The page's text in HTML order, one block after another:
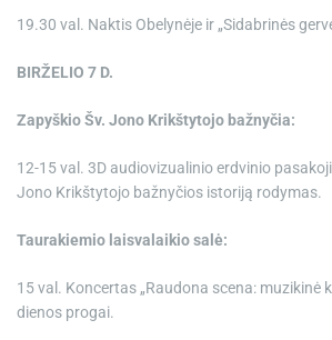
19.30 val. Naktis Obelynėje ir „Sidabrinės
BIRŽELIO 7 D.
Zapyškio Šv. Jono Krikštytojo bažnyčia:
12-15 val. 3D audiovizualinio erdvinio
Jono Krikštytojo bažnyčios istoriją rodymas.
Taurakiemio laisvalaikio salė:
15 val. Koncertas „Raudona scena: muzikinė
dienos progai.